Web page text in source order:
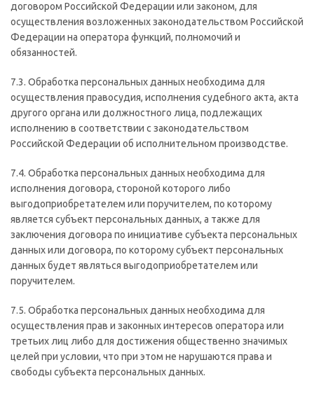
договором Российской Федерации или законом, для
осуществления возложенных законодательством Российской
Федерации на оператора функций, полномочий и
обязанностей.
7.3. Обработка персональных данных необходима для
осуществления правосудия, исполнения судебного акта, акта
другого органа или должностного лица, подлежащих
исполнению в соответствии с законодательством
Российской Федерации об исполнительном производстве.
7.4. Обработка персональных данных необходима для
исполнения договора, стороной которого либо
выгодоприобретателем или поручителем, по которому
является субъект персональных данных, а также для
заключения договора по инициативе субъекта персональных
данных или договора, по которому субъект персональных
данных будет являться выгодоприобретателем или
поручителем.
7.5. Обработка персональных данных необходима для
осуществления прав и законных интересов оператора или
третьих лиц либо для достижения общественно значимых
целей при условии, что при этом не нарушаются права и
свободы субъекта персональных данных.